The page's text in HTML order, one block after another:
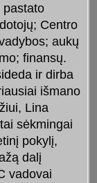
pastato
Centro
aukų
finansų.
ir dirba
išmano
Lina
sėkmingai
pokylį,
dalį
vadovai